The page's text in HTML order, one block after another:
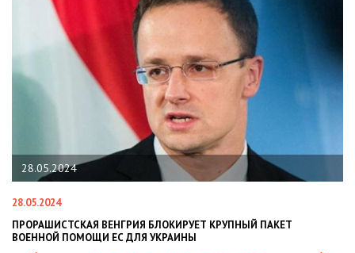
БЛОКИРУЕТ КРУПНЫЙ ПАКЕТ
ДЛЯ УКРАИНЫ
22.01.2024
НАЦПОЛІЦІЯ ЛЯКАЄ